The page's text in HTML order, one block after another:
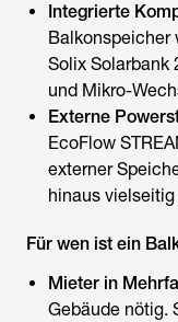
Integrierte
Balkonspeicher
Solix Solarbank
und Mikro-
Externe
EcoFlow
externer
hinaus
Für wen ist ein
Mieter in
Gebäude nötig.